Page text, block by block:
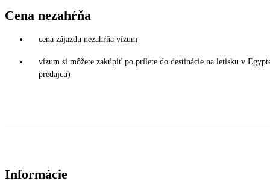
Cena nezahŕňa
cena zájazdu nezahŕňa vízum
vízum si môžete zakúpiť po prílete do destinácie na letisku v
predajcu)
Informácie